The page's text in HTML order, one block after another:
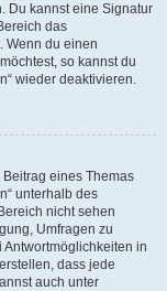
Du kannst eine Signatur
das
Wenn du einen
so kannst du
wieder deaktivieren.
eines Themas
unterhalb des
nicht sehen
Umfragen zu
in
dass jede
auch unter